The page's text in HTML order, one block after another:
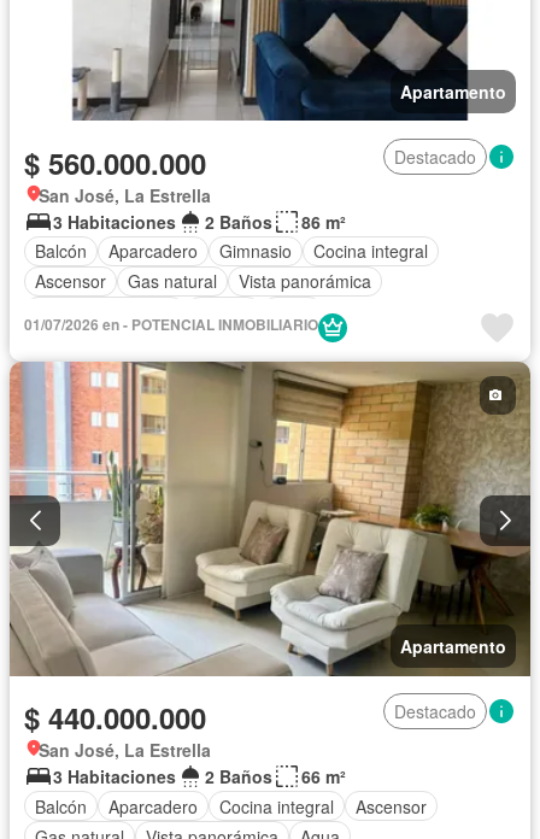
Apartamento
$ 560.000.000
Destacado
San José, La Estrella
3 Habitaciones
2 Baños
86 m²
Balcón
Aparcadero Gimnasio
Cocina integral
Ascensor
Gas natural
Vista panorámica
01/07/2026 en - POTENCIAL INMOBILIARIO
Apartamento
$ 440.000.000
Destacado
San José, La Estrella
3 Habitaciones
2 Baños
66 m²
Balcón
Aparcadero Cocina integral
Ascensor